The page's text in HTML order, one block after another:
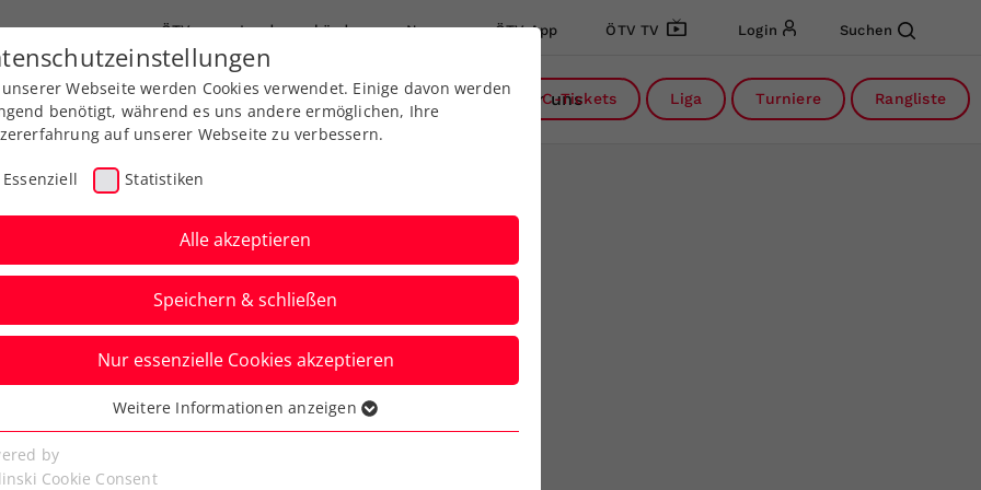
ÖTV Landesverbände News ÖTV App ÖTV TV Login Suchen
Leistungssport Ausbildung Services Über uns
DC-Tickets Liga Turniere Rangliste
Open powered
begeistert und
Webseite werden Cookies verwendet. Einige davon werden
benötigt, während es uns andere ermöglichen, Ihre
auf unserer Webseite zu verbessern.
Essenziell Statistiken
Alle akzeptieren
Speichern & schließen
Nur essenzielle Cookies akzeptieren
Cookies werden für grundlegende Funktionen der
benötigt. Dadurch ist gewährleistet, dass die Webseite
Weitere Informationen anzeigen
by
Cookie Consent